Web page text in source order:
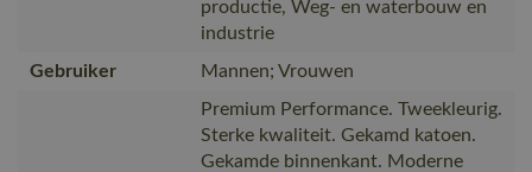
productie, Weg- en waterbouw en
industrie
Gebruiker
Mannen; Vrouwen
Premium Performance. Tweekleurig.
Sterke kwaliteit. Gekamd katoen.
Gekamde binnenkant. Moderne